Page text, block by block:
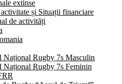
extinse
și Situații financiare
de activități
Național Rugby 7s Masculin
Național Rugby 7s Feminin